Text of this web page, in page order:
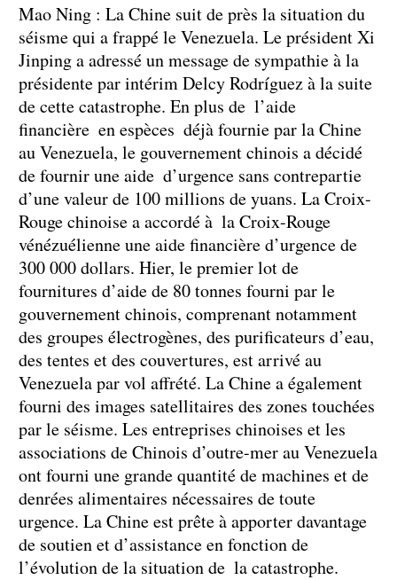
Mao Ning : La Chine suit de près la situation du
séisme qui a frappé le Venezuela. Le président Xi
Jinping a adressé un message de sympathie à la
présidente par intérim Delcy Rodríguez à la suite
de cette catastrophe. En plus de l’aide
financière en espèces déjà fournie par la Chine
au Venezuela, le gouvernement chinois a décidé
de fournir une aide d’urgence sans contrepartie
d’une valeur de 100 millions de yuans. La Croix-
Rouge chinoise a accordé à la Croix-Rouge
vénézuélienne une aide financière d’urgence de
300 000 dollars. Hier, le premier lot de
fournitures d’aide de 80 tonnes fourni par le
gouvernement chinois, comprenant notamment
des groupes électrogènes, des purificateurs d’eau,
des tentes et des couvertures, est arrivé au
Venezuela par vol affrété. La Chine a également
fourni des images satellitaires des zones touchées
par le séisme. Les entreprises chinoises et les
associations de Chinois d’outre-mer au Venezuela
ont fourni une grande quantité de machines et de
denrées alimentaires nécessaires de toute
urgence. La Chine est prête à apporter davantage
de soutien et d’assistance en fonction de
l’évolution de la situation de la catastrophe.